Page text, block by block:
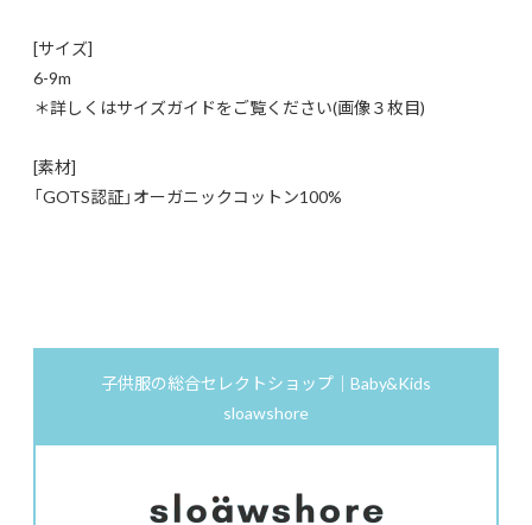
[サイズ]
6-9m
＊詳しくはサイズガイドをご覧ください(画像３枚目)
[素材]
「GOTS認証」オーガニックコットン100%
子供服の総合セレクトショップ｜Baby&Kids
sloawshore